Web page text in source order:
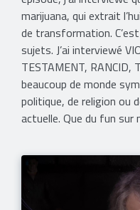
marijuana, qui extrait
de transformation.
sujets. J’ai interviewé
TESTAMENT, RANCID,
beaucoup de monde
politique, de religion ou
actuelle. Que du fun sur